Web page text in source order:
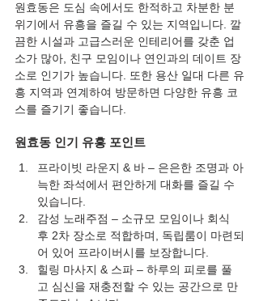
원효동은 도심 속에서도 한적하고 차분한 분
위기에서 유흥을 즐길 수 있는 지역입니다. 깔
끔한 시설과 고급스러운 인테리어를 갖춘 업
소가 많아, 친구 모임이나 연인과의 데이트 장
소로 인기가 높습니다. 또한 용산 일대 다른 유
흥 지역과 연계하여 방문하면 다양한 유흥 코
스를 즐기기 좋습니다.
원효동 인기 유흥 포인트
프라이빗 라운지 & 바 – 은은한 조명과 아
늑한 좌석에서 편안하게 대화를 즐길 수
있습니다.
감성 노래주점 – 소규모 모임이나 회식
후 2차 장소로 적합하며, 독립룸이 마련되
어 있어 프라이버시를 보장합니다.
힐링 마사지 & 스파 – 하루의 피로를 풀
고 심신을 재충전할 수 있는 공간으로 만